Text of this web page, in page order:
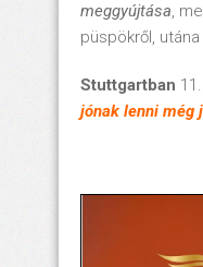
meggyújtása,
püspökről, utána
Stuttgartban
jónak lenni még